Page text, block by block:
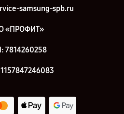
samsung-spb.ru
«ПРОФИТ»
7814260258